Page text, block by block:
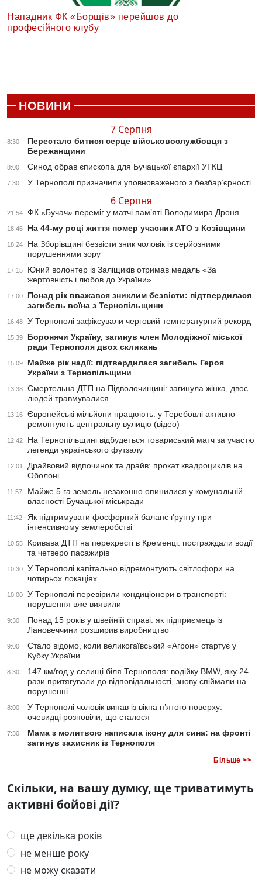
Нападник ФК «Борщів» перейшов до
професійного клубу
НОВИНИ
7 Серпня
8:30
Перестало битися серце військовослужбовця з
Бережанщини
8:00 Синод обрав єпископа для Бучацької єпархії УГКЦ
7:30 У Тернополі призначили уповноваженого з безбар’єрності
6 Серпня
21:54 ФК «Бучач» переміг у матчі пам’яті Володимира Дроня
18:46 На 44-му році життя помер учасник АТО з Козівщини
18:24
На Зборівщині безвісти зник чоловік із серйозними
порушеннями зору
17:15
Юний волонтер із Заліщиків отримав медаль «За
жертовність і любов до України»
17:00
Понад рік вважався зниклим безвісти: підтвердилася
загибель воїна з Тернопільщини
16:48 У Тернополі зафіксували черговий температурний рекорд
15:39
Боронячи Україну, загинув член Молодіжної міської
ради Тернополя двох скликань
15:09
Майже рік надії: підтвердилася загибель Героя
України з Тернопільщини
13:38
Смертельна ДТП на Підволочищині: загинула жінка, двоє
людей травмувалися
13:16
Європейські мільйони працюють: у Теребовлі активно
ремонтують центральну вулицю (відео)
12:42
На Тернопільщині відбудеться товариський матч за участю
легенди українського футзалу
12:01
Драйвовий відпочинок та драйв: прокат квадроциклів на
Оболоні
11:57
Майже 5 га земель незаконно опинилися у комунальній
власності Бучацької міськради
11:42
Як підтримувати фосфорний баланс ґрунту при
інтенсивному землеробстві
10:55
Кривава ДТП на перехресті в Кременці: постраждали водії
та четверо пасажирів
10:30
У Тернополі капітально відремонтують світлофори на
чотирьох локаціях
10:00
У Тернополі перевірили кондиціонери в транспорті:
порушення вже виявили
9:30
Понад 15 років у швейній справі: як підприємець із
Лановеччини розширив виробництво
9:00
Стало відомо, коли великогаївський «Агрон» стартує у
Кубку України
8:30
147 км/год у селищі біля Тернополя: водійку BMW, яку 24
рази притягували до відповідальності, знову спіймали на
порушенні
8:00
У Тернополі чоловік випав із вікна п’ятого поверху:
очевидці розповіли, що сталося
7:30
Мама з молитвою написала ікону для сина: на фронті
загинув захисник із Тернополя
Більше >>
Скільки, на вашу думку, ще триватимуть
активні бойові дії?
ще декілька років
не менше року
не можу сказати